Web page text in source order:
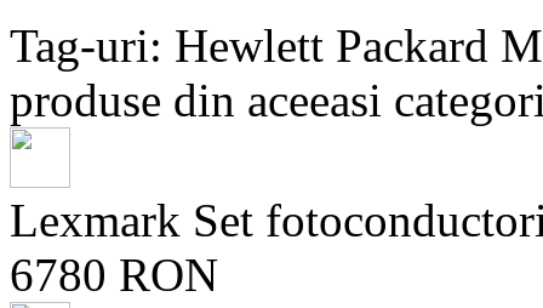
Tag-uri: Hewlett Packard
produse din aceeasi
Lexmark Set
6780 RON